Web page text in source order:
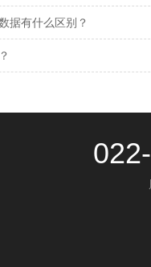
据有什么区别？